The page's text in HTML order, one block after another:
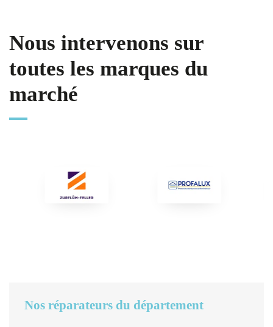
Nous intervenons sur
toutes les marques du
marché
Nos réparateurs du département